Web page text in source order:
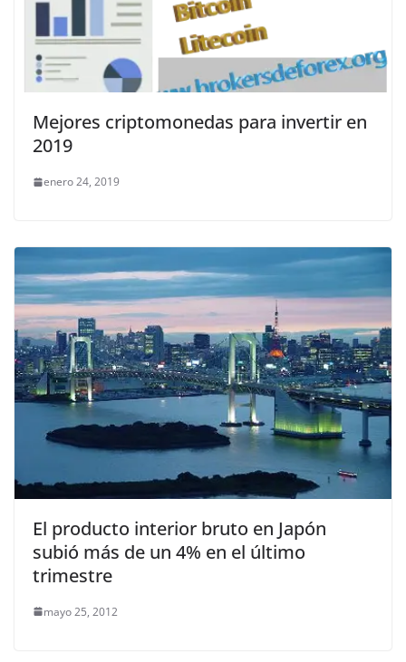
Mejores criptomonedas para invertir en
2019
enero 24, 2019
El producto interior bruto en Japón
subió más de un 4% en el último
trimestre
mayo 25, 2012